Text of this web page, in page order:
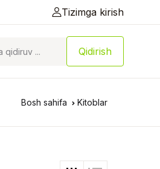
Tizimga kirish
Qidirish
Bosh sahifa Kitoblar